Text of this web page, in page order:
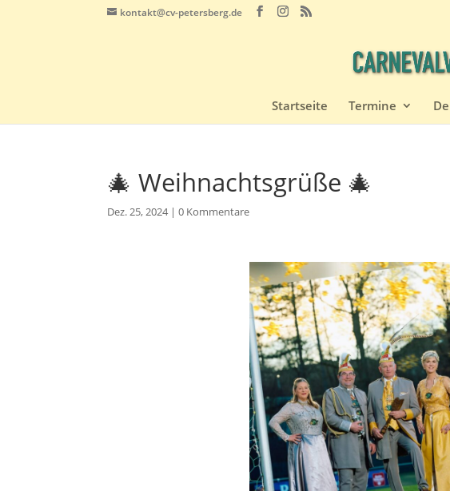
kontakt@cv-petersberg.de
Startseite Termine
🎄 Weihnachtsgrüße 🎄
Dez. 25, 2024|0 Kommentare